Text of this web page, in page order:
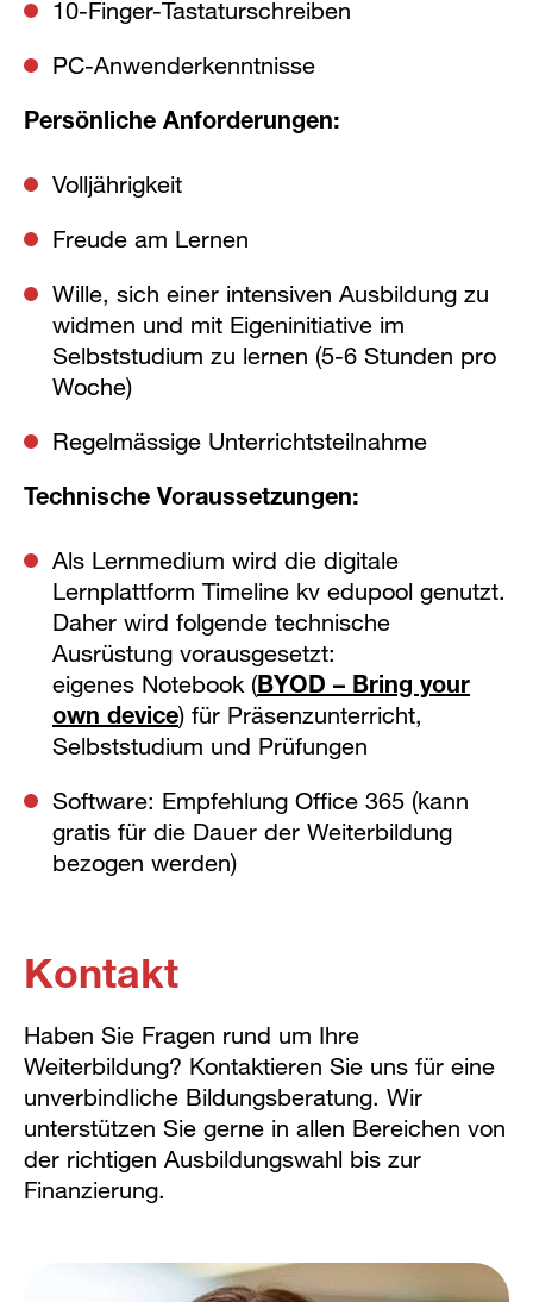
10-Finger-Tastaturschreiben
PC-Anwenderkenntnisse
Persönliche Anforderungen:
Volljährigkeit
Freude am Lernen
Wille, sich einer intensiven Ausbildung zu
widmen und mit Eigeninitiative im
Selbststudium zu lernen (5-6 Stunden pro
Woche)
Regelmässige Unterrichtsteilnahme
Technische Voraussetzungen:
Als Lernmedium wird die digitale
Lernplattform Timeline kv edupool genutzt.
Daher wird folgende technische
Ausrüstung vorausgesetzt:
eigenes Notebook (BYOD – Bring your
own device) für Präsenzunterricht,
Selbststudium und Prüfungen
Software: Empfehlung Office 365 (kann
gratis für die Dauer der Weiterbildung
bezogen werden)
Kontakt
Haben Sie Fragen rund um Ihre
Weiterbildung? Kontaktieren Sie uns für eine
unverbindliche Bildungsberatung. Wir
unterstützen Sie gerne in allen Bereichen von
der richtigen Ausbildungswahl bis zur
Finanzierung.